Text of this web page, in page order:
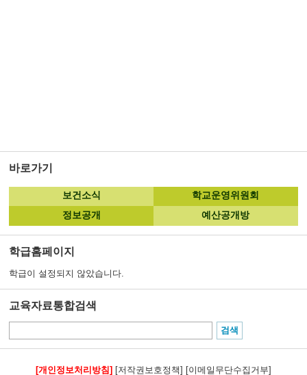
바로가기
보건소식
학교운영위원회
정보공개
예산공개방
학급홈페이지
학급이 설정되지 않았습니다.
교육자료통합검색
[개인정보처리방침] [저작권보호정책] [이메일무단수집거부]